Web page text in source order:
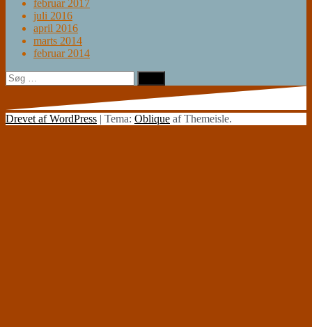
februar 2017
juli 2016
april 2016
marts 2014
februar 2014
Søg
efter:
Drevet af WordPress | Tema: Oblique af Themeisle.